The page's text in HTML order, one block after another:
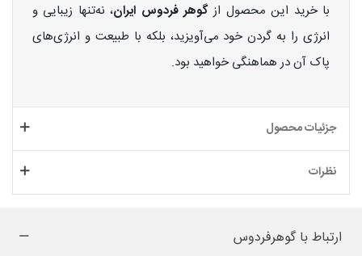
با خرید این محصول از گوهر فردوس ایران، نه‌تنها زیبایی و
انرژی را به گردن خود می‌آویزید، بلکه با طبیعت و انرژی‌های
پاک آن در هماهنگی خواهید بود.
جزئیات محصول
نظرات
ارتباط با گوهرفردوس